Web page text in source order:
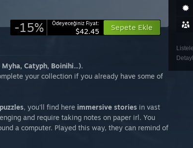
-15% Ödeyeceğiniz Fiyat:
$42.45 Sepete Ekle
Catyph, Boinihi...).
your collection if you already have some of
, you'll find here immersive stories in vast
and require taking notes on paper irl. You
a computer. Played this way, they can remind of